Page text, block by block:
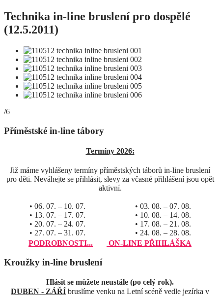
Technika in-line bruslení pro dospělé
(12.5.2011)
/6
Příměstské in-line tábory
Termíny 2026:
Již máme vyhlášeny termíny příměstských táborů in-line bruslení
pro děti. Neváhejte se přihlásit, slevy za včasné přihlášení jsou opět
aktivní.
• 06. 07. – 10. 07.
• 13. 07. – 17. 07.
• 20. 07. – 24. 07.
• 27. 07. – 31. 07.
• 03. 08. – 07. 08.
• 10. 08. – 14. 08.
• 17. 08. – 21. 08.
• 24. 08. – 28. 08.
PODROBNOSTI...
ON-LINE PŘIHLÁŠKA
Kroužky in-line bruslení
Hlásit se můžete neustále (po celý rok).
DUBEN - ZÁŘÍ bruslíme venku na Letní scéně vedle jezírka v